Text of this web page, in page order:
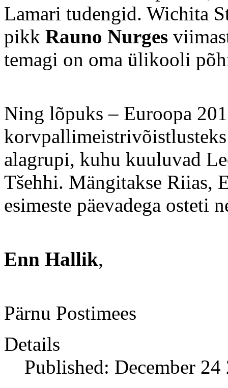
Lamari tudengid. Wichita
pikk Rauno Nurges
temagi on oma ülikooli
Ning lõpuks – Euroopa
alagrupi, kuhu kuuluvad
Tšehhi. Mängitakse Riias,
esimeste päevadega osteti
Enn Hallik,
Pärnu Postimees
Details
Published: December 24